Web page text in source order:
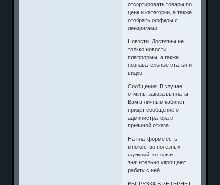
отсортировать товары по
цене и категории, а также
отобрать офферы с
лендингами.
Новости. Доступны не
только новости
платформы, а также
познавательные статьи и
видео.
Сообщения. В случае
отмены заказа выплаты,
Вам в личным кабинет
придет сообщение от
администратора с
причиной отказа.
На платформе есть
множество полезных
функций, которые
значительно упрощают
работу с ней.
ВЫГРУЗКА В ИНТЕРНЕТ-